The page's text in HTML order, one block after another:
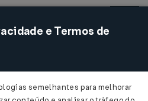
Acessar
e Termos de
semelhantes para melhorar